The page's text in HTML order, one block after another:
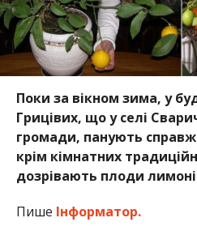
Поки за вікном зима, у
Грицівих, що у селі
громади, панують
крім кімнатних
дозрівають плоди
Пише Інформатор.